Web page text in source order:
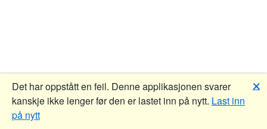
Det har oppstått en feil. Denne applikasjonen svarer
kanskje ikke lenger før den er lastet inn på nytt. Last inn
på nytt
🗙